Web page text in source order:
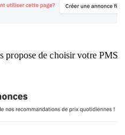
propose de choisir votre PMS